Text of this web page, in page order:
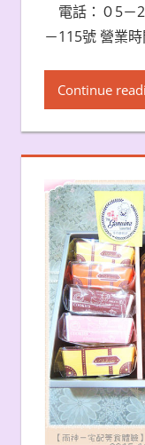
電話：０5－
－115號 營業
Continue